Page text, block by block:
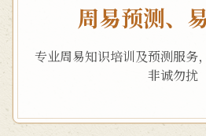
周易预测、
专业周易知识培训及预测服务
非诚勿扰